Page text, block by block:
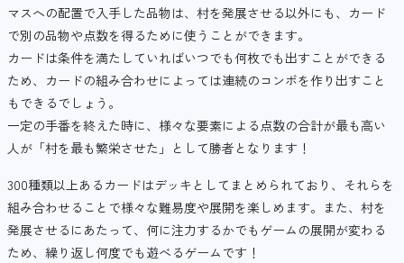
マスへの配置で入手した品物は、村を発展させる以外にも、カード
で別の品物や点数を得るために使うことができます。
カードは条件を満たしていればいつでも何枚でも出すことができる
ため、カードの組み合わせによっては連続のコンボを作り出すこと
もできるでしょう。
一定の手番を終えた時に、様々な要素による点数の合計が最も高い
人が「村を最も繁栄させた」として勝者となります！
300種類以上あるカードはデッキとしてまとめられており、それらを
組み合わせることで様々な難易度や展開を楽しめます。また、村を
発展させるにあたって、何に注力するかでもゲームの展開が変わる
ため、繰り返し何度でも遊べるゲームです！